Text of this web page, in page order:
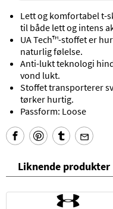
Lett og komfortabel t-
til både lett og intens
UA Tech™-stoffet er
naturlig følelse.
Anti-lukt teknologi
vond lukt.
Stoffet transporterer
tørker hurtig.
Passform: Loose
Liknende produkter